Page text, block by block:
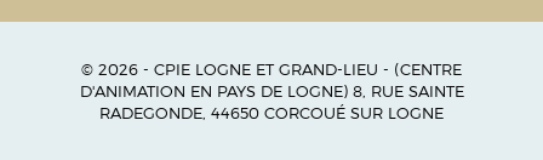
© 2026 - CPIE LOGNE ET GRAND-LIEU - (CENTRE
D'ANIMATION EN PAYS DE LOGNE) 8, RUE SAINTE
RADEGONDE, 44650 CORCOUÉ SUR LOGNE